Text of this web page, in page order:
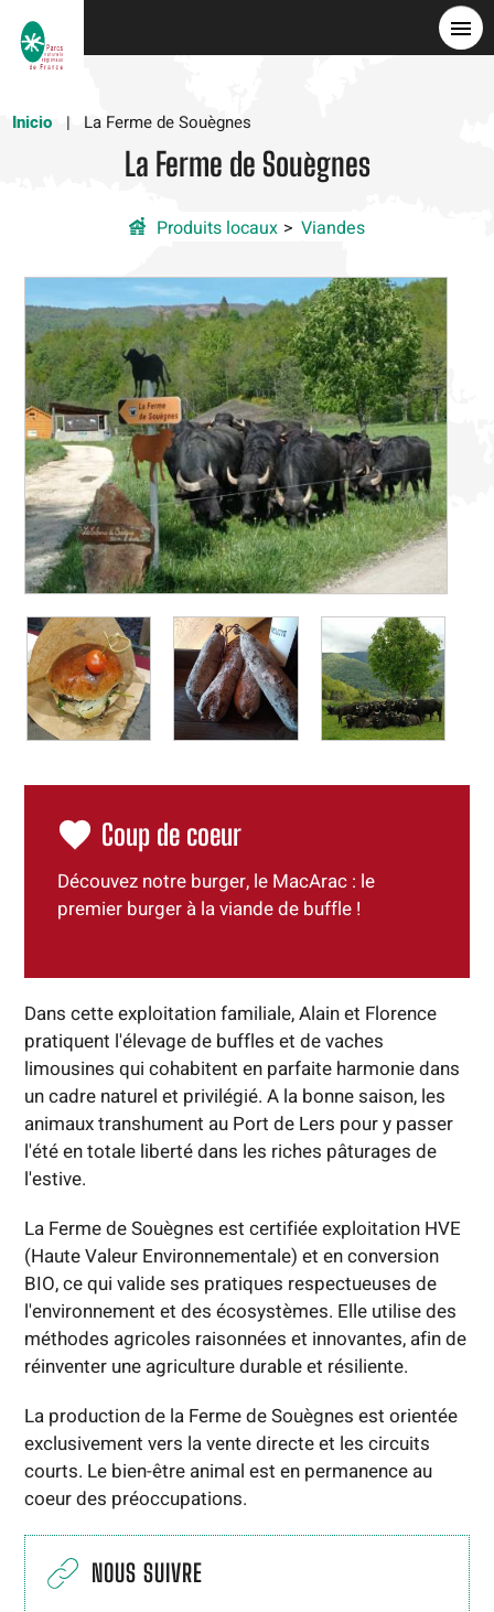
Inicio
La Ferme de Souègnes
La Ferme de Souègnes
Produits locaux Viandes
Coup de coeur
Découvez notre burger, le MacArac : le
premier burger à la viande de buffle !
Dans cette exploitation familiale, Alain et Florence
pratiquent l'élevage de buffles et de vaches
limousines qui cohabitent en parfaite harmonie dans
un cadre naturel et privilégié. A la bonne saison, les
animaux transhument au Port de Lers pour y passer
l'été en totale liberté dans les riches pâturages de
l'estive.
La Ferme de Souègnes est certifiée exploitation HVE
(Haute Valeur Environnementale) et en conversion
BIO, ce qui valide ses pratiques respectueuses de
l'environnement et des écosystèmes. Elle utilise des
méthodes agricoles raisonnées et innovantes, afin de
réinventer une agriculture durable et résiliente.
La production de la Ferme de Souègnes est orientée
exclusivement vers la vente directe et les circuits
courts. Le bien-être animal est en permanence au
coeur des préoccupations.
NOUS SUIVRE